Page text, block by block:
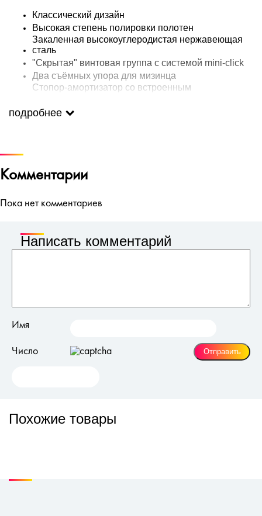
Классический дизайн
Высокая степень полировки полотен
Закаленная высокоуглеродистая нержавеющая
сталь
"Скрытая" винтовая группа с системой mini-click
Два съёмных упора для мизинца
Стопор-амортизатор со встроенным
В комплекте
подробнее
Комментарии
Пока нет комментариев
Написать комментарий
Имя
Число
Похожие товары